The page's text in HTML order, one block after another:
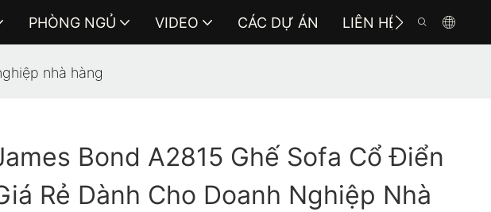
PHÒNG NGỦ VIDEO CÁC DỰ ÁN LIÊN HỆ VỚI CHÚNG
nhà hàng
Bond A2815 Ghế Sofa Cổ Điển
Rẻ Dành Cho Doanh Nghiệp Nhà